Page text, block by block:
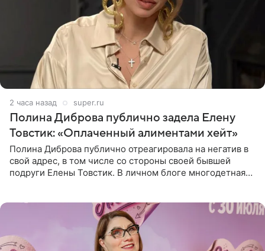
2 часа назад super.ru
Полина Диброва публично задела Елену
Товстик: «Оплаченный алиментами хейт»
Полина Диброва публично отреагировала на негатив в
свой адрес, в том числе со стороны своей бывшей
подруги Елены Товстик. В личном блоге многодетная